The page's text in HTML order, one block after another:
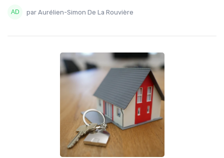
par Aurélien-Simon De La Rouvière